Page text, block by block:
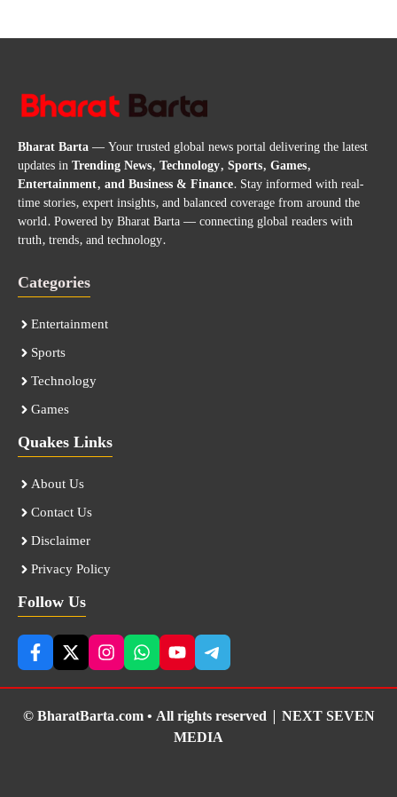
Bharat Barta— Your trusted global news portal delivering the latest
updates inTrending News, Technology, Sports, Games,
Entertainment, and Business & Finance. Stay informed with real-
time stories, expert insights, and balanced coverage from around the
world. Powered by Bharat Barta — connecting global readers with
truth, trends, and technology.
Categories
Entertainment
Sports
Technology
Games
Quakes Links
About Us
Contact Us
Disclaimer
Privacy Policy
Follow Us
© BharatBarta.com • All rights reserved | NEXT SEVEN
MEDIA